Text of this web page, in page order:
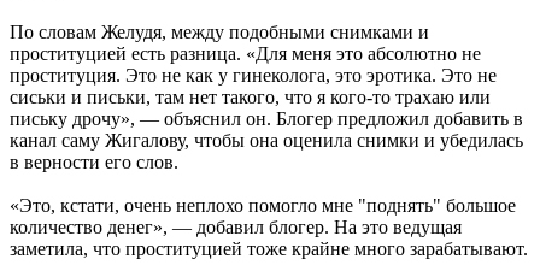
По словам Желудя, между подобными снимками и
проституцией есть разница. «Для меня это абсолютно не
проституция. Это не как у гинеколога, это эротика. Это не
сиськи и письки, там нет такого, что я кого-то трахаю или
письку дрочу», — объяснил он. Блогер предложил добавить в
канал саму Жигалову, чтобы она оценила снимки и убедилась
в верности его слов.
«Это, кстати, очень неплохо помогло мне "поднять" большое
количество денег», — добавил блогер. На это ведущая
заметила, что проституцией тоже крайне много зарабатывают.